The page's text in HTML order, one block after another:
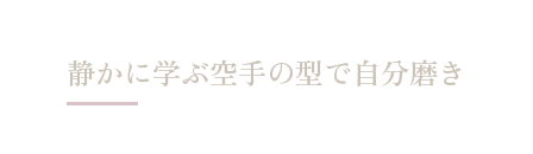
空手の型稽古が内向的な人に向く理由
静かに学ぶ空手の型で自分磨き